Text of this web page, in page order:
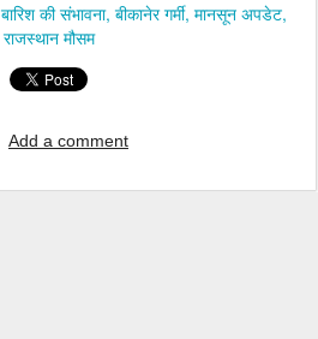
बारिश की संभावना बीकानेर गर्मी मानसून अपडेट
राजस्थान मौसम
Add a comment